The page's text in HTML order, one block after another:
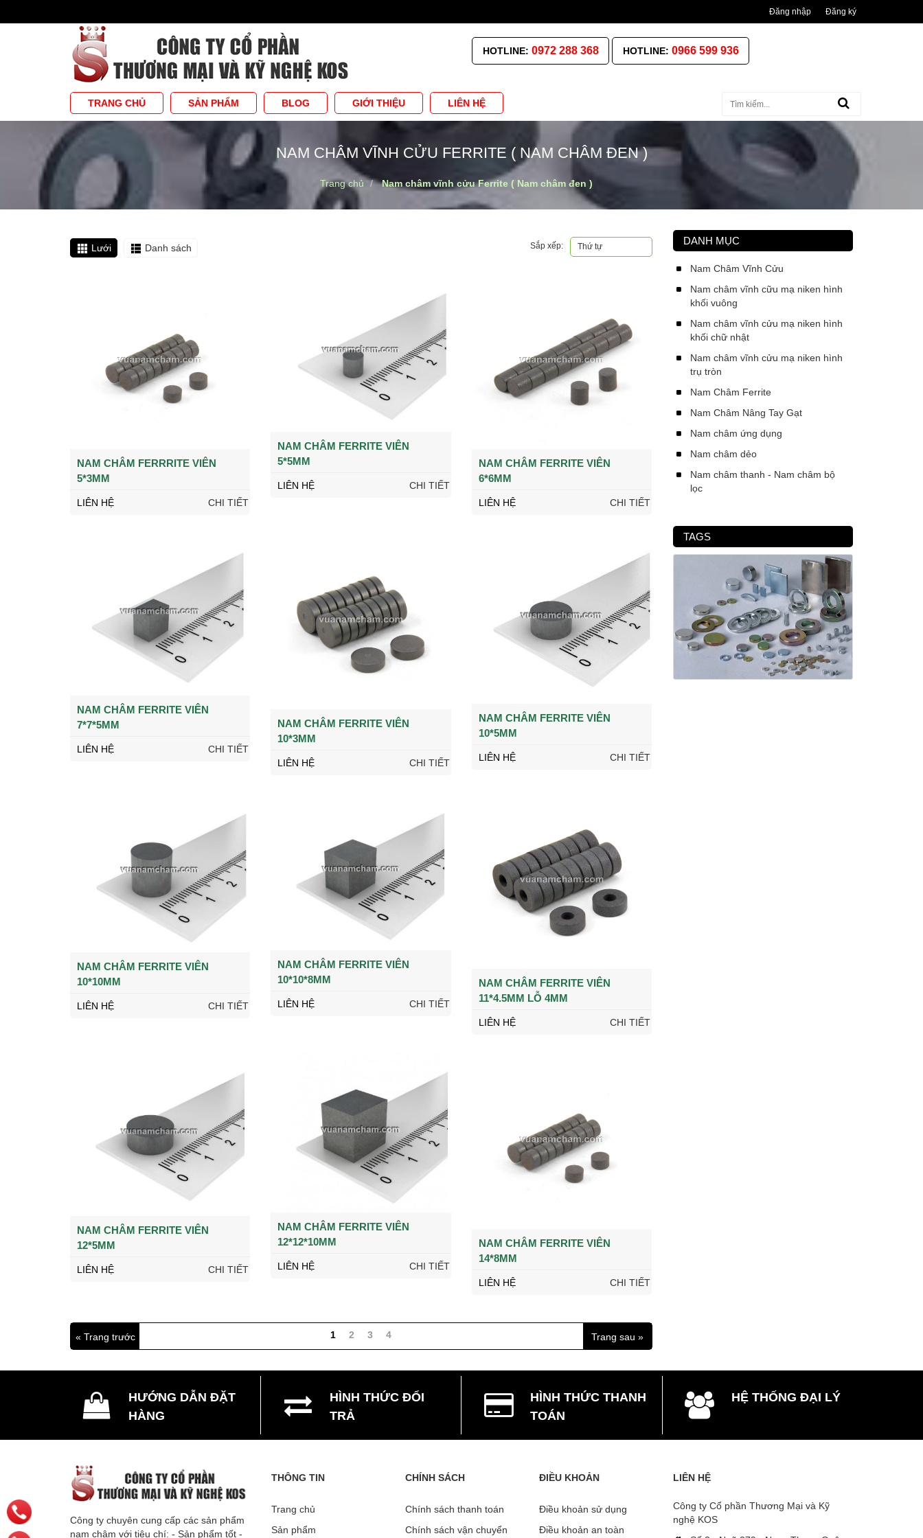
Đăng nhập Đăng ký
HOTLINE: 0972 288 368 HOTLINE: 0966 599 936
TRANG CHỦ SẢN PHẨM BLOG GIỚI THIỆU LIÊN HỆ
NAM CHÂM VĨNH CỬU FERRITE ( NAM CHÂM ĐEN )
Trang chủ Nam châm vĩnh cửu Ferrite ( Nam châm đen )
Lưới Danh sách Sắp xếp: Thứ tự
NAM CHÂM FERRRITE VIÊN
5*3MM
LIÊN HỆ CHI TIẾT
NAM CHÂM FERRITE VIÊN
5*5MM
LIÊN HỆ CHI TIẾT
NAM CHÂM FERRITE VIÊN
6*6MM
LIÊN HỆ CHI TIẾT
NAM CHÂM FERRITE VIÊN
7*7*5MM
LIÊN HỆ CHI TIẾT
NAM CHÂM FERRITE VIÊN
10*3MM
LIÊN HỆ CHI TIẾT
NAM CHÂM FERRITE VIÊN
10*5MM
LIÊN HỆ CHI TIẾT
NAM CHÂM FERRITE VIÊN
10*10MM
LIÊN HỆ CHI TIẾT
NAM CHÂM FERRITE VIÊN
10*10*8MM
LIÊN HỆ CHI TIẾT
NAM CHÂM FERRITE VIÊN
11*4.5MM LỖ 4MM
LIÊN HỆ CHI TIẾT
NAM CHÂM FERRITE VIÊN
12*5MM
LIÊN HỆ CHI TIẾT
NAM CHÂM FERRITE VIÊN
12*12*10MM
LIÊN HỆ CHI TIẾT
NAM CHÂM FERRITE VIÊN
14*8MM
LIÊN HỆ CHI TIẾT
« Trang trước 1 2 3 4 Trang sau »
DANH MỤC
Nam Châm Vĩnh Cửu
Nam châm vĩnh cữu mạ niken hình
khối vuông
Nam châm vĩnh cửu mạ niken hình
khối chữ nhật
Nam châm vĩnh cửu mạ niken hình
trụ tròn
Nam Châm Ferrite
Nam Châm Nâng Tay Gạt
Nam châm ứng dụng
Nam châm dẻo
Nam châm thanh - Nam châm bộ
lọc
TAGS
HƯỚNG DẪN ĐẶT
HÀNG
HÌNH THỨC ĐỔI
TRẢ
HÌNH THỨC THANH
TOÁN
HỆ THỐNG ĐẠI LÝ
Công ty chuyên cung cấp các sản phẩm
nam châm với tiêu chí: - Sản phẩm tốt -
THÔNG TIN
Trang chủ
Sản phẩm
CHÍNH SÁCH
Chính sách thanh toán
Chính sách vận chuyển
ĐIỀU KHOẢN
Điều khoản sử dụng
Điều khoản an toàn
LIÊN HỆ
Công ty Cổ phần Thương Mại và Kỹ
nghệ KOS